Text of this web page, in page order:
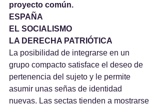
proyecto común.
ESPAÑA
EL SOCIALISMO
LA DERECHA PATRIÓTICA
La posibilidad de integrarse en un
grupo compacto satisface el deseo de
pertenencia del sujeto y le permite
asumir unas señas de identidad
nuevas. Las sectas tienden a mostrarse